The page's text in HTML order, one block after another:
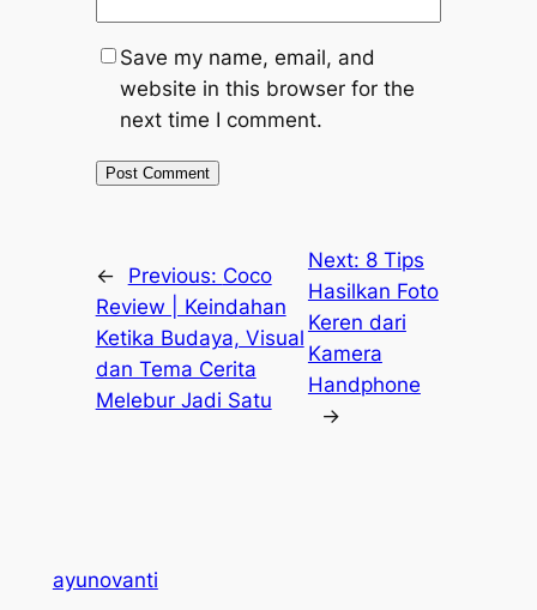
Save my name, email, and
website in this browser for the
next time I comment.
← Previous: Coco
Review | Keindahan
Ketika Budaya, Visual
dan Tema Cerita
Melebur Jadi Satu
Next: 8 Tips
Hasilkan Foto
Keren dari
Kamera
Handphone
→
ayunovanti